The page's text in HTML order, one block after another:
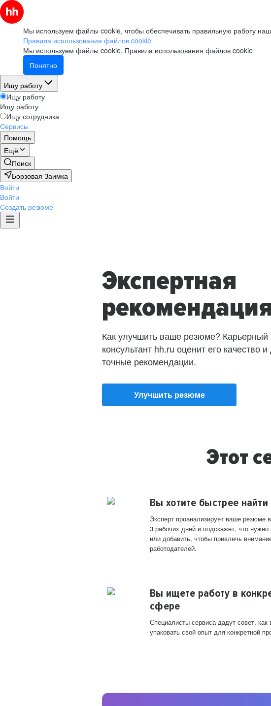
Мы используем файлы cookie, чтобы обеспечивать правильную работу
Правила использования файлов cookie
Мы используем файлы cookie. Правила использования файлов cookie
Понятно
Ищу работу
Ищу работу
Ищу работу
Ищу сотрудника
Сервисы
Помощь
Ещё
Поиск
Борзовая Заимка
Войти
Войти
Создать резюме
Экспертная
Как улучшить ваше резюме? Карьерный
консультант hh.ru оценит его качество и
точные рекомендации.
Улучшить резюме
Этот
Вы хотите быстрее найти
Эксперт проанализирует ваше резюме
3 рабочих дней и подскажет, что нужно
или добавить, чтобы привлечь
работодателей.
Вы ищете работу в
сфере
Специалисты сервиса дадут совет, как
упаковать свой опыт для конкретной